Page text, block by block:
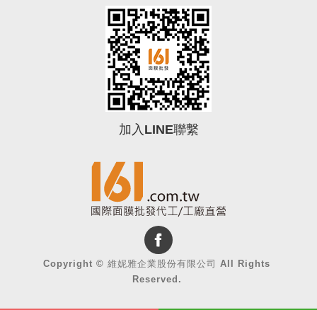
加入LINE聯繫
Copyright © 維妮雅企業股份有限公司 All Rights
Reserved.